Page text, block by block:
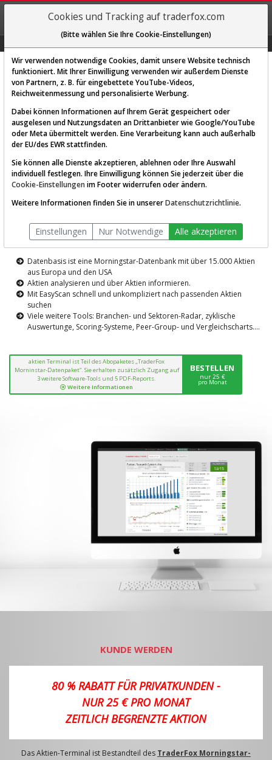
REGIS-
TRIEREN
Diese Funktion ist nur für
AKTIEN-TERMINAL
Die Aktienanalyse-Plattform von
TraderFox
Datenbasis ist eine Morningstar-Datenbank mit über 15.000 Aktien
aus Europa und den USA
Aktien analysieren und über Aktien informieren.
Mit EasyScan schnell und unkompliziert nach passenden Aktien
suchen
Viele weitere Tools: Branchen- und Sektoren-Radar, zyklische
Auswertunge, Scoring-Systeme, Peer-Group- und Vergleichscharts....
aktien Terminal ist Teil des Abopaketes „TraderFox
Morninstar-Datenpaket“. Sie erhalten zusätzlich Zugang auf
3 weitere Software-Tools und 5 PDF-Reports.
Weitere Informationen
BESTELLEN
nur 25 €
pro Monat
KUNDE WERDEN
80 % RABATT FÜR PRIVATKUNDEN -
NUR 25 € PRO MONAT
ZEITLICH BEGRENZTE AKTION
Das Aktien-Terminal ist Bestandteil des TraderFox Morningstar-
Cookies und Tracking auf traderfox.com
(Bitte wählen Sie Ihre Cookie-Einstellungen)
Wir verwenden notwendige Cookies, damit unsere Website technisch
funktioniert. Mit Ihrer Einwilligung verwenden wir außerdem Dienste
von Partnern, z. B. für eingebettete YouTube-Videos,
Reichweitenmessung und personalisierte Werbung.
Dabei können Informationen auf Ihrem Gerät gespeichert oder
ausgelesen und Nutzungsdaten an Drittanbieter wie Google/YouTube
oder Meta übermittelt werden. Eine Verarbeitung kann auch außerhalb
der EU/des EWR stattfinden.
Sie können alle Dienste akzeptieren, ablehnen oder Ihre Auswahl
individuell festlegen. Ihre Einwilligung können Sie jederzeit über die
Cookie-Einstellungen im Footer widerrufen oder ändern.
Weitere Informationen finden Sie in unsererDatenschutzrichtlinie.
Einstellungen Nur Notwendige Alle akzeptieren